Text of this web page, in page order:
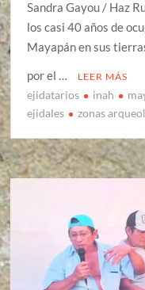
Sandra Gayou / Haz
los casi 40 años de
Mayapán en sus
por el …
LEER MÁS
ejidatarios inah
ejidales
zonas